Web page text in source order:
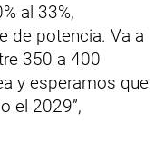
al 33%,
de potencia. Va a
350 a 400
y esperamos que
el 2029”,